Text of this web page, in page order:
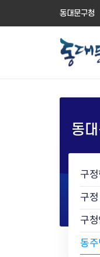
동대문구청
민원실
온라인
무인민
민원편
가족관
원스톱
행정서
어디서
온라인
온라인
추진현황
구정소식
보도자료
포토구정
고시공고
입법예고
문화행사
강좌교육
채용공고
주요업
주요업
비전
동대문
월중주
정책실
수상현황
역사
상징물
기본현황
행정구역
꽃의 도
교육소식
교육프
정보화
여성복
평생학
교육지
구민 아
민방위
동
구
구
구
동